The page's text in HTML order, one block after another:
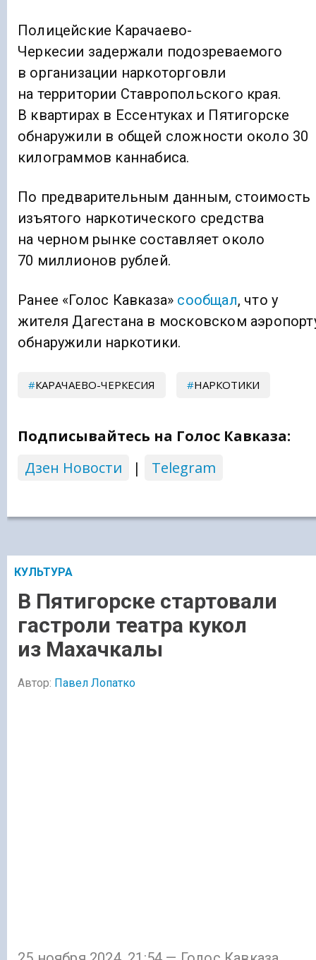
Полицейские Карачаево-
Черкесии задержали подозреваемого
в организации наркоторговли
на территории Ставропольского края.
В квартирах в Ессентуках и Пятигорске
обнаружили в общей сложности около 30
килограммов каннабиса.
По предварительным данным, стоимость
изъятого наркотического средства
на черном рынке составляет около
70 миллионов рублей.
Ранее «Голос Кавказа» сообщал, что у
жителя Дагестана в московском
обнаружили наркотики.
КАРАЧАЕВО-ЧЕРКЕСИЯ НАРКОТИКИ
Подписывайтесь на Голос Кавказа:
Дзен Новости
| Telegram
КУЛЬТУРА
В Пятигорске стартовали
гастроли театра кукол
из Махачкалы
Автор: Павел Лопатко